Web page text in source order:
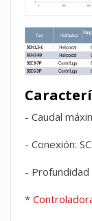
- Caudal
- Conexión:
- Profundidad
*